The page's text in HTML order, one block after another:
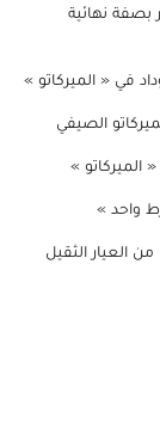
بصفة نهائية
في « الميركاتو »
الصيفي
الميركاتو »
واحد »
العيار الثقيل